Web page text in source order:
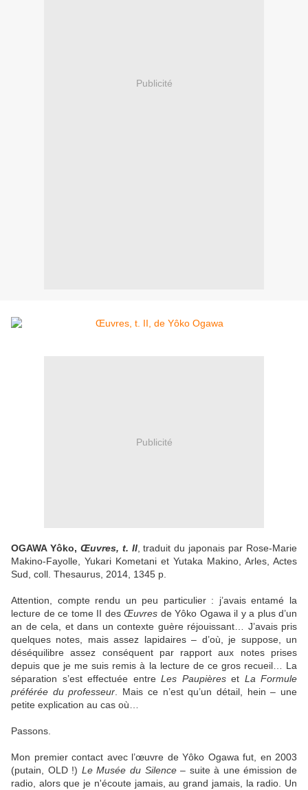
Publicité
Publicité
OGAWA Yôko, Œuvres, t. II, traduit du japonais par Rose-Marie
Makino-Fayolle, Yukari Kometani et Yutaka Makino, Arles, Actes
Sud, coll. Thesaurus, 2014, 1345 p.
Attention, compte rendu un peu particulier : j’avais entamé la
lecture de ce tome II des Œuvres de Yôko Ogawa il y a plus d’un
an de cela, et dans un contexte guère réjouissant… J’avais pris
quelques notes, mais assez lapidaires – d’où, je suppose, un
déséquilibre assez conséquent par rapport aux notes prises
depuis que je me suis remis à la lecture de ce gros recueil… La
séparation s’est effectuée entre Les Paupièreset La Formule
préférée du professeur . Mais ce n’est qu’un détail, hein – une
petite explication au cas où…
Passons.
Mon premier contact avec l’œuvre de Yôko Ogawa fut, en 2003
(putain, OLD !) Le Musée du Silence– suite à une émission de
radio, alors que je n'écoute jamais, au grand jamais, la radio. Un